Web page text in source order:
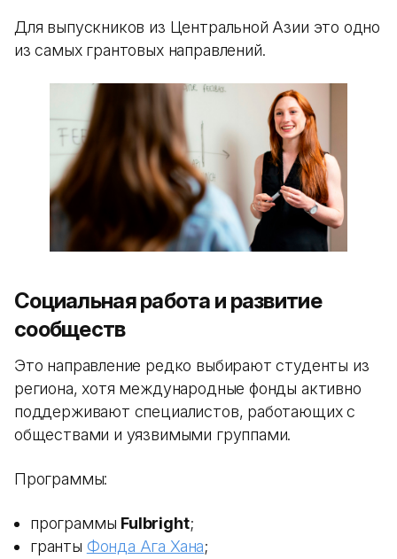
Для выпускников из Центральной Азии это одно
из самых грантовых направлений.
Социальная работа и развитие
сообществ
Это направление редко выбирают студенты из
региона, хотя международные фонды активно
поддерживают специалистов, работающих с
обществами и уязвимыми группами.
Программы:
программы Fulbright;
гранты Фонда Ага Хана;